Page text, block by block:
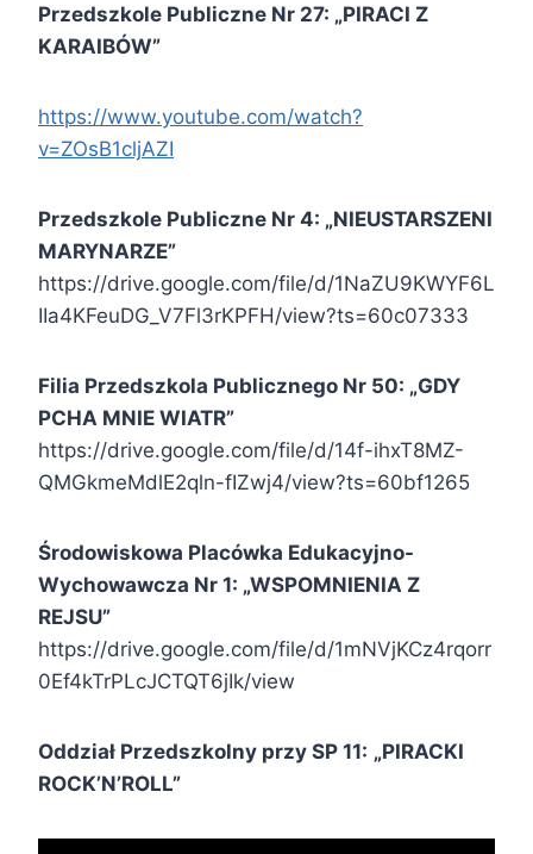
Przedszkole Publiczne Nr 27: „PIRACI Z
KARAIBÓW”
https://www.youtube.com/watch?
v=ZOsB1cljAZI
Przedszkole Publiczne Nr 4: „NIEUSTARSZENI
MARYNARZE”
https://drive.google.com/file/d/1NaZU9KWYF6L
IIa4KFeuDG_V7Fl3rKPFH/view?ts=60c07333
Filia Przedszkola Publicznego Nr 50: „GDY
PCHA MNIE WIATR”
https://drive.google.com/file/d/14f-ihxT8MZ-
QMGkmeMdlE2qln-fIZwj4/view?ts=60bf1265
Środowiskowa Placówka Edukacyjno-
Wychowawcza Nr 1: „WSPOMNIENIA Z
REJSU”
https://drive.google.com/file/d/1mNVjKCz4rqorr
0Ef4kTrPLcJCTQT6jIk/view
Oddział Przedszkolny przy SP 11: „PIRACKI
ROCK’N’ROLL”